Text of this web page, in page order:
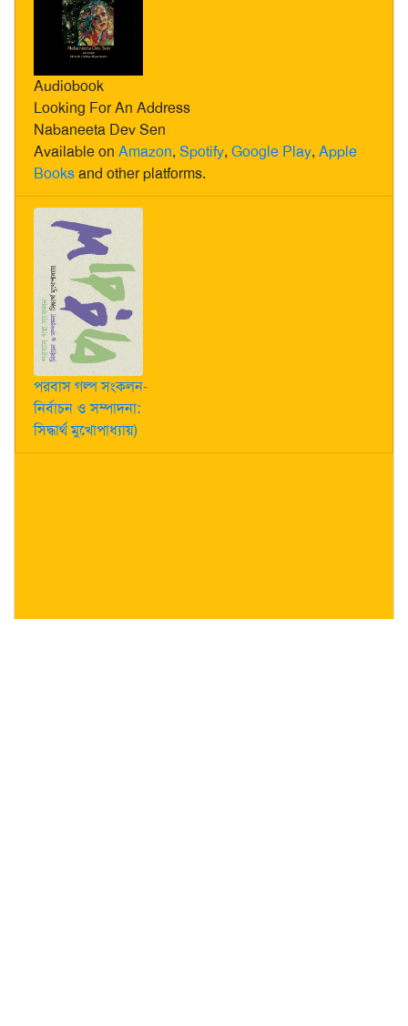
Audiobook
Looking For An Address
Nabaneeta Dev Sen
Available on Amazon, Spotify, Google Play, Apple
Booksand other platforms.
পরবাস গল্প সংকলন-
নির্বাচন ও সম্পাদনা:
সিদ্ধার্থ মুখোপাধ্যায়)